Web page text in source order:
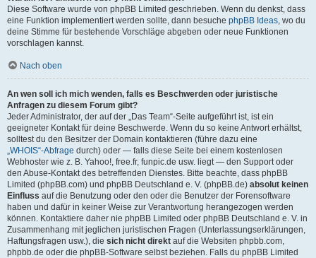
Diese Software wurde von phpBB Limited geschrieben. Wenn du denkst, dass
eine Funktion implementiert werden sollte, dann besuche phpBB Ideas, wo du
deine Stimme für bestehende Vorschläge abgeben oder neue Funktionen
vorschlagen kannst.
Nach oben
An wen soll ich mich wenden, falls es Beschwerden oder juristische
Anfragen zu diesem Forum gibt?
Jeder Administrator, der auf der „Das Team“-Seite aufgeführt ist, ist ein
geeigneter Kontakt für deine Beschwerde. Wenn du so keine Antwort erhältst,
solltest du den Besitzer der Domain kontaktieren (führe dazu eine
„WHOIS“-Abfrage durch) oder — falls diese Seite bei einem kostenlosen
Webhoster wie z. B. Yahoo!, free.fr, funpic.de usw. liegt — den Support oder
den Abuse-Kontakt des betreffenden Dienstes. Bitte beachte, dass phpBB
Limited (phpBB.com) und phpBB Deutschland e. V. (phpBB.de) absolut keinen
Einfluss auf die Benutzung oder den oder die Benutzer der Forensoftware
haben und dafür in keiner Weise zur Verantwortung herangezogen werden
können. Kontaktiere daher nie phpBB Limited oder phpBB Deutschland e. V. in
Zusammenhang mit jeglichen juristischen Fragen (Unterlassungserklärungen,
Haftungsfragen usw.), die sich nicht direkt auf die Websiten phpbb.com,
phpbb.de oder die phpBB-Software selbst beziehen. Falls du phpBB Limited